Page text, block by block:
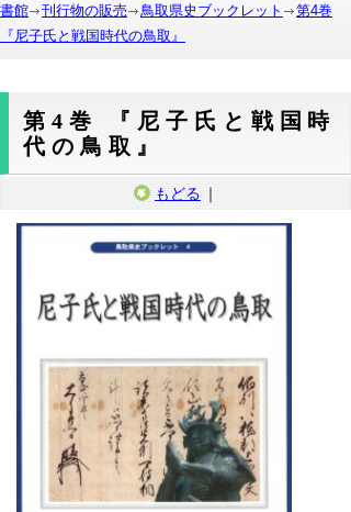
書館
刊行物の販売 鳥取県史ブックレット
第4巻
『尼子氏と戦国時代の鳥取』
第4巻 『尼子氏と戦国時
代の鳥取』
もどる ｜